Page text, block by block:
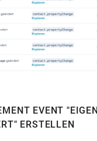
EVENT
ERSTELLEN